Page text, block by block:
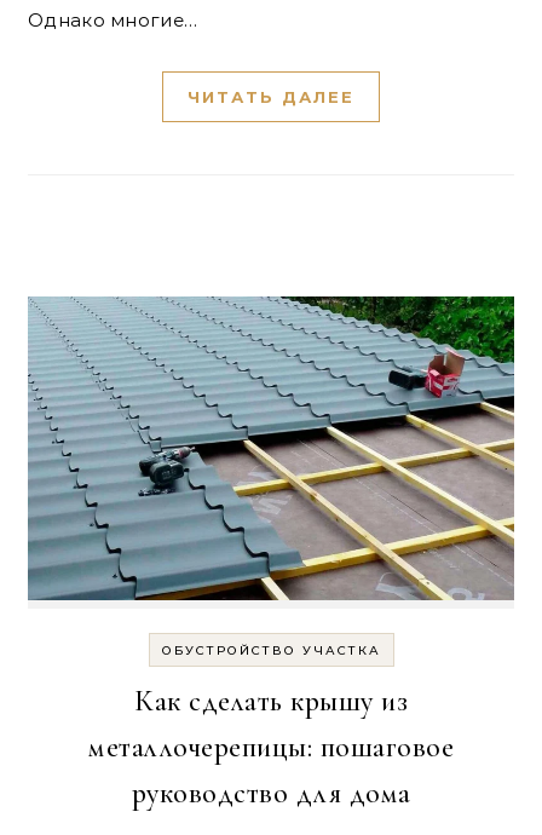
Однако многие…
ЧИТАТЬ ДАЛЕЕ
ОБУСТРОЙСТВО УЧАСТКА
Как сделать крышу из
металлочерепицы: пошаговое
руководство для дома